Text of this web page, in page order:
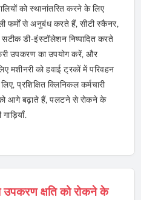
को स्थानांतरित करने के लिए
फर्मों से अनुबंध करते हैं, सीटी स्कैनर,
डी-इंस्टॉलेशन निष्पादित करते
उपकरण का उपयोग करें, और
मशीनरी को हवाई ट्रकों में परिवहन
प्रशिक्षित क्लिनिकल कर्मचारी
आगे बढ़ाते हैं, पलटने से रोकने के
उपकरण क्षति को रोकने के